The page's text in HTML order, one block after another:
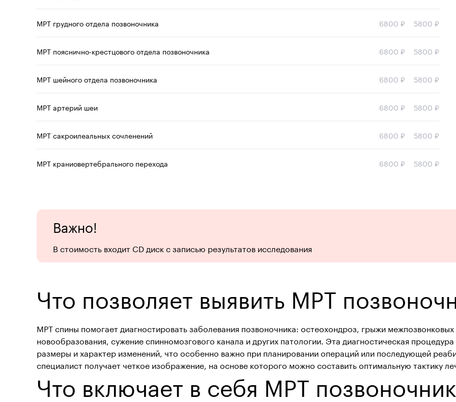
МРТ грудного отдела позвоночника 6800 ₽ 5800 ₽
МРТ пояснично-крестцового отдела позвоночника 6800 ₽ 5800 ₽
МРТ шейного отдела позвоночника 6800 ₽ 5800 ₽
МРТ артерий шеи 6800 ₽ 5800 ₽
МРТ сакроилеальных сочленений 6800 ₽ 5800 ₽
МРТ краниовертебрального перехода 6800 ₽ 5800 ₽
Важно!
В стоимость входит CD диск с записью результатов исследования
Что позволяет выявить МРТ
МРТ спины помогает диагностировать заболевания позвоночника: остеохондроз, грыжи
новообразования, сужение спинномозгового канала и других патологии. Эта диагностическая
размеры и характер изменений, что особенно важно при планировании операций или последующей
специалист получает четкое изображение, на основе которого можно составить оптимальную тактику
Что включает в себя МРТ